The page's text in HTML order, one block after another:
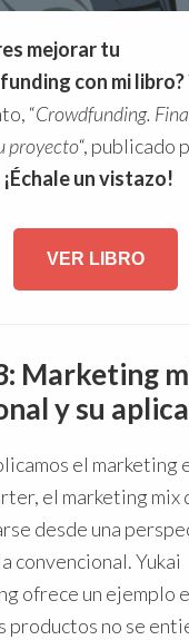
mejorar tu
con mi libro?
“Crowdfunding.
proyecto“, publicado
¡Échale un vistazo!
VER LIBRO
Marketing
y su
el marketing
el marketing mix
desde una
convencional. Yukai
ofrece un ejemplo
productos no se